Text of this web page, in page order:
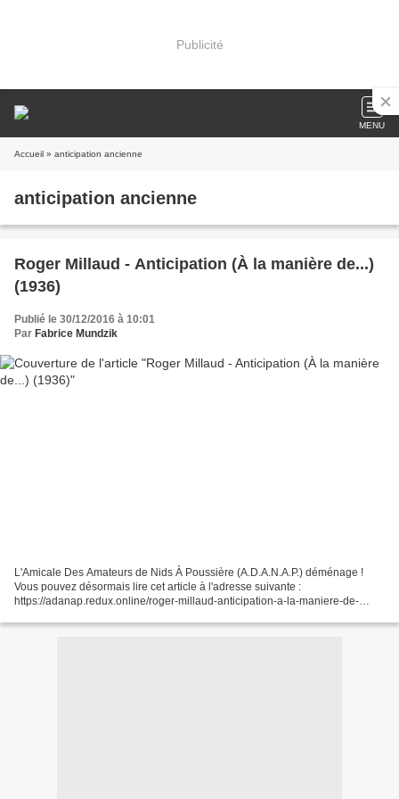
Publicité
MENU
Accueil » anticipation ancienne
anticipation ancienne
Roger Millaud - Anticipation (À la manière de...)
(1936)
Publié le 30/12/2016 à 10:01
Par Fabrice Mundzik
L'Amicale Des Amateurs de Nids À Poussière (A.D.A.N.A.P.) déménage !
Vous pouvez désormais lire cet article à l'adresse suivante :
https://adanap.redux.online/roger-millaud-anticipation-a-la-maniere-de-